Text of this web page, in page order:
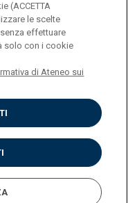
(ACCETTA
le scelte
effettuare
solo con i cookie
di Ateneo sui